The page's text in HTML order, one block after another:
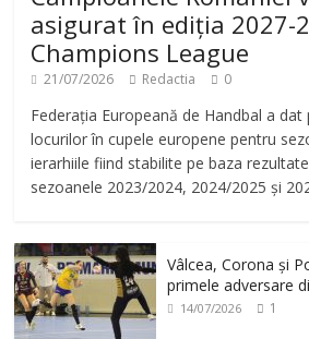
asigurat în ediția 2027-
Champions League
21/07/2026 Redactia 0
Federația Europeană de Handbal a
locurilor în cupele europene pentru
ierarhiile fiind stabilite pe baza
sezoanele 2023/2024, 2024/2025 și
Vâlcea, Corona și
primele adversare
14/07/2026 1